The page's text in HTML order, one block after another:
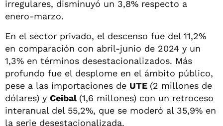
irregulares, disminuyó un 3,8% respecto a
enero-marzo.
En el sector privado, el descenso fue del 11,2%
en comparación con abril-junio de 2024 y un
1,3% en términos desestacionalizados. Más
profundo fue el desplome en el ámbito público,
pese a las importaciones de UTE (2 millones de
dólares) y Ceibal (1,6 millones) con un retroceso
interanual del 55,2%, que se moderó al 35,9% en
la serie desestacionalizada.